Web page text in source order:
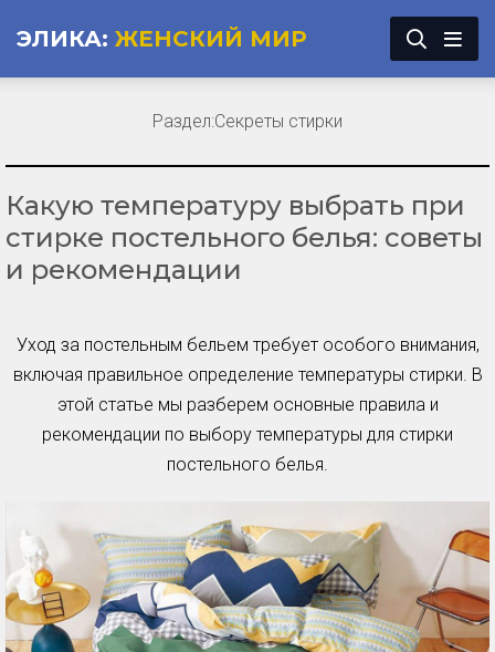
ЭЛИКА: ЖЕНСКИЙ МИР
Какую температуру выбрать при
стирке постельного белья: советы
и рекомендации
Уход за постельным бельем требует особого внимания,
включая правильное определение температуры стирки. В
этой статье мы разберем основные правила и
рекомендации по выбору температуры для стирки
постельного белья.
Раздел:Секреты стирки